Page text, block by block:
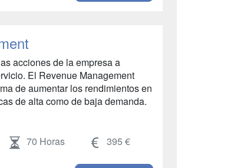
acciones de la empresa a
El Revenue Management
de aumentar los rendimientos en
de alta como de baja demanda.
70 Horas 395 €